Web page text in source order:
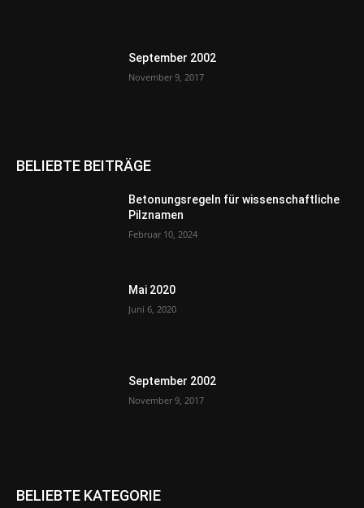
September 2002
November 9, 2017
BELIEBTE BEITRÄGE
Betonungsregeln für wissenschaftliche
Pilznamen
Februar 10, 2024
Mai 2020
Juni 6, 2020
September 2002
November 9, 2017
BELIEBTE KATEGORIE